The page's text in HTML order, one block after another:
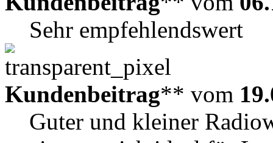
Sehr empfehlendswert
Kundenbeitrag** vom
Guter und kleiner